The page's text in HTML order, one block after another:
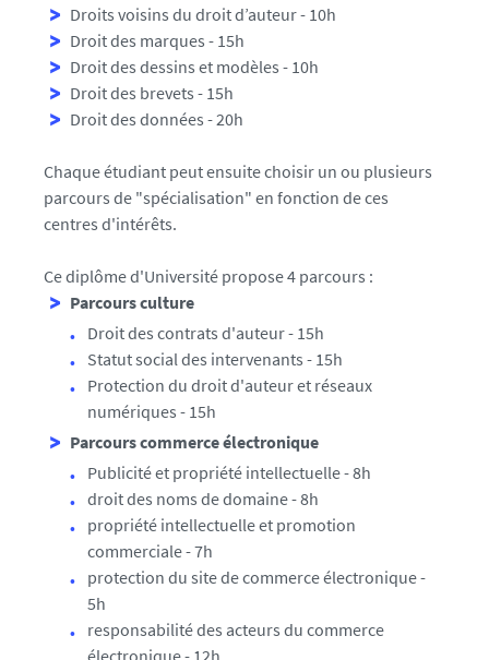
Droits voisins du droit d’auteur - 10h
Droit des marques - 15h
Droit des dessins et modèles - 10h
Droit des brevets - 15h
Droit des données - 20h
Chaque étudiant peut ensuite choisir un ou plusieurs
parcours de "spécialisation" en fonction de ces
centres d'intérêts.
Ce diplôme d'Université propose 4 parcours :
Parcours culture
Droit des contrats d'auteur - 15h
Statut social des intervenants - 15h
Protection du droit d'auteur et réseaux
numériques - 15h
Parcours commerce électronique
Publicité et propriété intellectuelle - 8h
droit des noms de domaine - 8h
propriété intellectuelle et promotion
commerciale - 7h
protection du site de commerce électronique -
5h
responsabilité des acteurs du commerce
électronique - 12h